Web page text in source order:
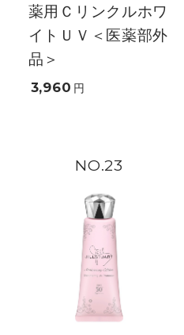
薬用Ｃリンクルホワ
イトＵＶ＜医薬部外
品＞
3,960 円
23